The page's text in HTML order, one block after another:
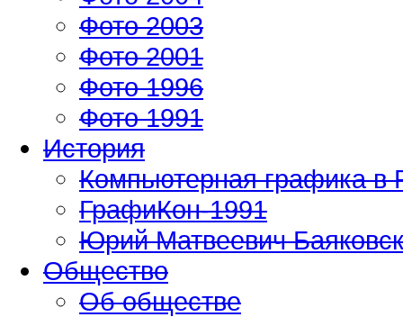
Фото 2003
Фото 2001
Фото 1996
Фото 1991
История
Компьютерная графика в
ГрафиКон-1991
Юрий Матвеевич
Общество
Об обществе